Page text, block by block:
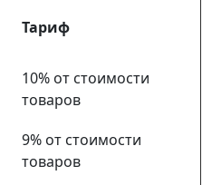
Тариф
10% от стоимости
товаров
9% от стоимости
товаров